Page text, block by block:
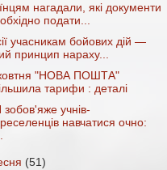
нагадали, які документи
подати...
учасникам бойових дій —
принцип нараху...
"НОВА ПОШТА"
тарифи : деталі
учнів-
навчатися очно:
(51)